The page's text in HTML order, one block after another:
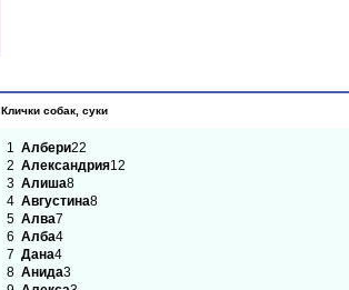
Клички собак, суки
1 Албери22
2 Александрия12
3 Алиша8
4 Августина8
5 Алва7
6 Алба4
7 Дана4
8 Анида3